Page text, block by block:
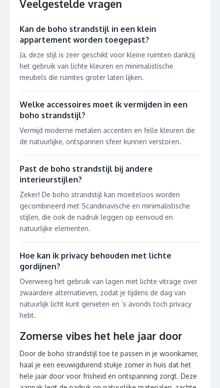
Veelgestelde vragen
Kan de boho strandstijl in een klein
appartement worden toegepast?
Ja, deze stijl is zeer geschikt voor kleine ruimten dankzij
het gebruik van lichte kleuren en minimalistische
meubels die ruimtes groter laten lijken.
Welke accessoires moet ik vermijden in een
boho strandstijl?
Vermijd moderne metalen accenten en felle kleuren die
de natuurlijke, ontspannen sfeer kunnen verstoren.
Past de boho strandstijl bij andere
interieurstijlen?
Zeker! De boho strandstijl kan moeiteloos worden
gecombineerd met Scandinavische en minimalistische
stijlen, die ook de nadruk leggen op eenvoud en
natuurlijke elementen.
Hoe kan ik privacy behouden met lichte
gordijnen?
Overweeg het gebruik van lagen met lichte vitrage over
zwaardere alternatieven, zodat je tijdens de dag van
natuurlijk licht kunt genieten en ’s avonds toch privacy
hebt.
Zomerse vibes het hele jaar door
Door de boho strandstijl toe te passen in je woonkamer,
haal je een eeuwigdurend stukje zomer in huis dat het
hele jaar door voor frisheid en ontspanning zorgt. Deze